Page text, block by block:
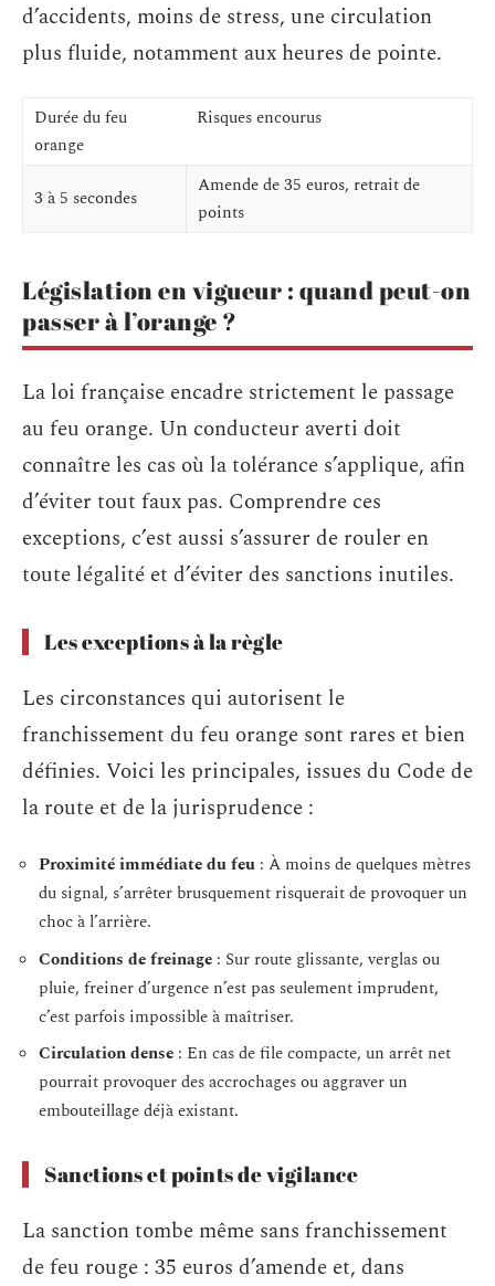
d’accidents, moins de stress, une circulation
plus fluide, notamment aux heures de pointe.
Durée du feu
orange
Risques encourus
3 à 5 secondes
Amende de 35 euros, retrait de
points
Législation en vigueur : quand peut-on
passer à l’orange ?
La loi française encadre strictement le passage
au feu orange. Un conducteur averti doit
connaître les cas où la tolérance s’applique, afin
d’éviter tout faux pas. Comprendre ces
exceptions, c’est aussi s’assurer de rouler en
toute légalité et d’éviter des sanctions inutiles.
Les exceptions à la règle
Les circonstances qui autorisent le
franchissement du feu orange sont rares et bien
définies. Voici les principales, issues du Code de
la route et de la jurisprudence :
Proximité immédiate du feu : À moins de quelques mètres
du signal, s’arrêter brusquement risquerait de provoquer un
choc à l’arrière.
Conditions de freinage : Sur route glissante, verglas ou
pluie, freiner d’urgence n’est pas seulement imprudent,
c’est parfois impossible à maîtriser.
Circulation dense : En cas de file compacte, un arrêt net
pourrait provoquer des accrochages ou aggraver un
embouteillage déjà existant.
Sanctions et points de vigilance
La sanction tombe même sans franchissement
de feu rouge : 35 euros d’amende et, dans